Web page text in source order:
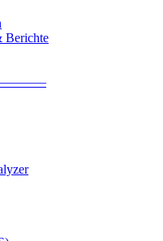
Berichte